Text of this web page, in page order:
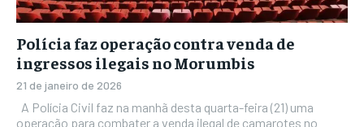
Polícia faz operação contra venda de
ingressos ilegais no Morumbis
21 de janeiro de 2026
operação para combater a venda ilegal de camarotes no